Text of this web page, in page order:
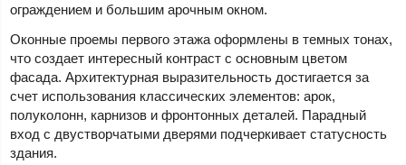
ограждением и большим арочным окном.
Оконные проемы первого этажа оформлены в темных тонах,
что создает интересный контраст с основным цветом
фасада. Архитектурная выразительность достигается за
счет использования классических элементов: арок,
полуколонн, карнизов и фронтонных деталей. Парадный
вход с двустворчатыми дверями подчеркивает статусность
здания.